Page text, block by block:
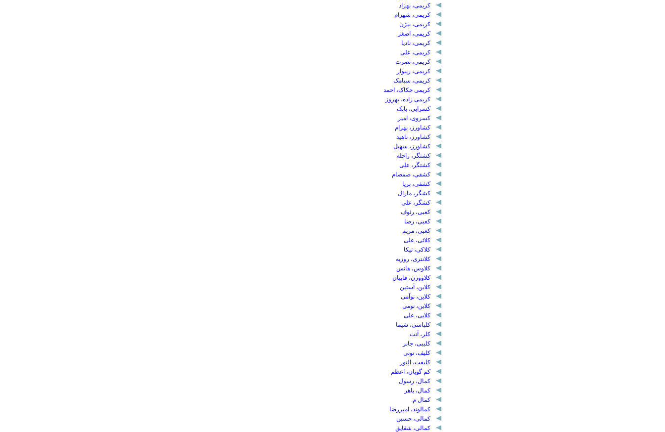
کریمی، بهزاد
کریمی، شهرام
کریمی، بیژن
کریمی، اصغر
کریمی، نادیا
کریمی، علی
کریمی، نصرت
کریمی، ریبوار
کریمی، سیامک
کریمی حکاک، احمد
کریمی زاده، بهروز
کسرایی، بابک
کسروی، امیر
کشاورز، بهرام
کشاورز، ناهید
کشاورز، سهیل
کشتگر، راحله
کشتگر، علی
کشفی، صمصام
کشفی، پریا
کشگر، مارال
کشگر، علی
کعبی، رئوف
کعبی، رضا
کعبی، مریم
کلائی، علی
کلاکی، تیکا
کلانتری، روزبه
کلاوس، هانس
کلاووزن، فابیان
کلاین، آستین
کلاین، نوآمی
کلاین، نومی
کلایی، علی
کلباسی، شیما
کلر، آنت
کلیبی، جابر
کلیف، تونی
کلیفت، الِنور
کم گویان، اعظم
کمال، رسول
کمال، باهر
کمال م.
کمالوند، امیررضا
کمالی، حسین
کمالی، شقایق